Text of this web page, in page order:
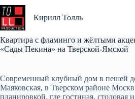
Перейти
к
Кирилл Толль
Квартира с фламинго и жёлтыми
«Сады Пекина» на Тверской-Ямской
Современный клубный дом в пешей
Маяковская, в Тверском районе
планировкой, где гостиная, столовая